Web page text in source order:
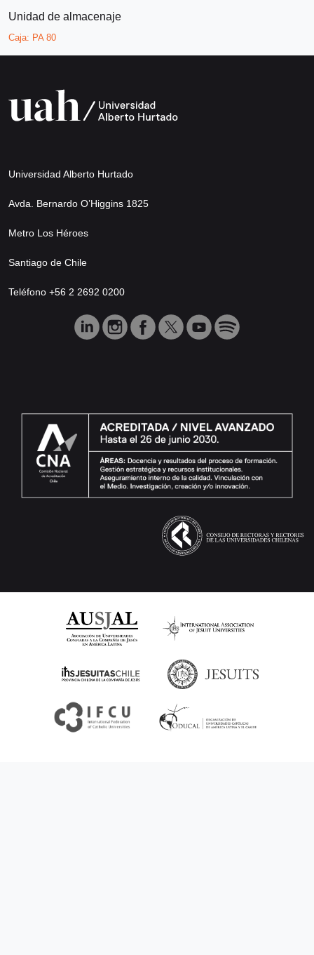
Unidad de almacenaje
Caja: PA 80
Universidad Alberto Hurtado
Avda. Bernardo O’Higgins 1825
Metro Los Héroes
Santiago de Chile
Teléfono +56 2 2692 0200